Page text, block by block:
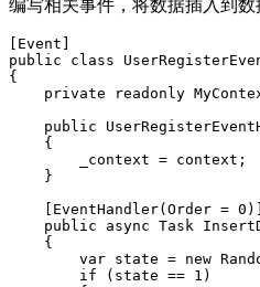
编写相关事件，将数据插入到数
[Event]
public class
{
private readonly
public
    {
        _context = context;
    }
    [EventHandler(Order = 0)]
public async Task
    {
var state = new
        if (state == 1)